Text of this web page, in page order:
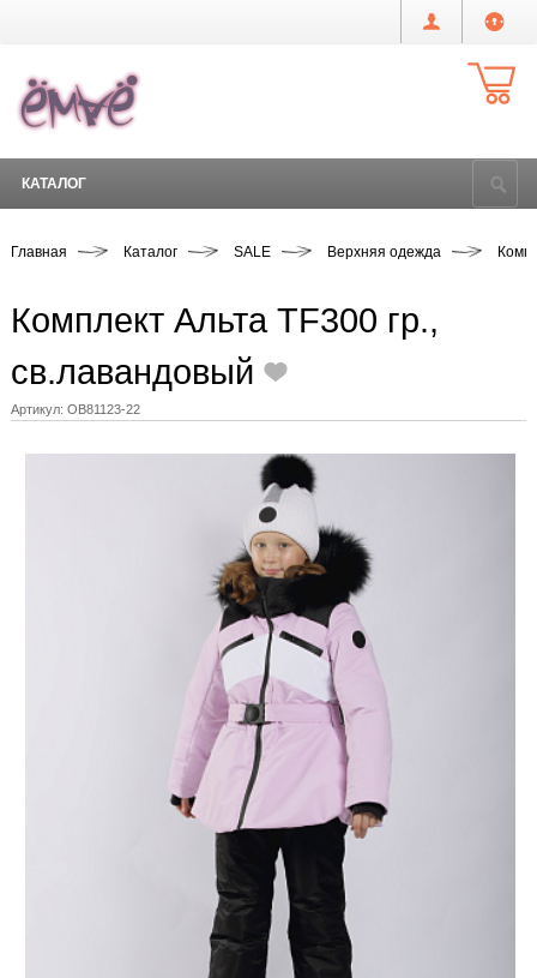
КАТАЛОГ
Главная Каталог SALE Верхняя одежда
Комплект Альта TF300 гр.,
св.лавандовый
Артикул: OB81123-22